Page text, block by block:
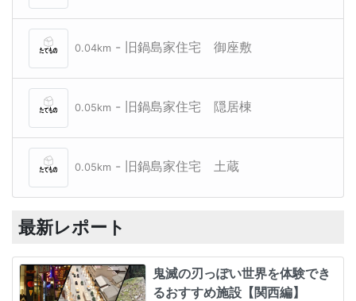
0.04km - 旧鍋島家住宅 御座敷
0.05km - 旧鍋島家住宅 隠居棟
0.05km - 旧鍋島家住宅 土蔵
最新レポート
鬼滅の刃っぽい世界を体験でき
るおすすめ施設【関西編】